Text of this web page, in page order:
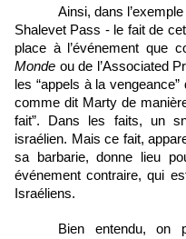
Ainsi, dans
Shalevet Pass - le fait de
place à l’événement que
Monde ou de l’Associated
les “appels à la
comme dit Marty de
fait”. Dans les faits, un
israélien. Mais ce fait,
sa barbarie, donne lieu
événement contraire, qui
Israéliens.
Bien entendu, on